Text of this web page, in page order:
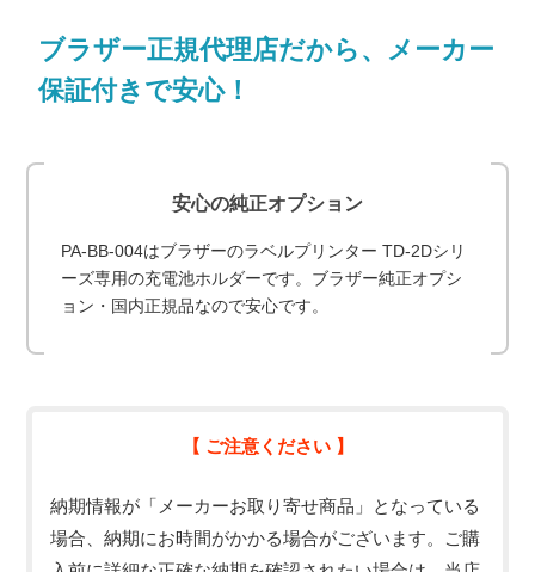
ブラザー正規代理店だから、メーカー
保証付きで安心！
安心の純正オプション
PA-BB-004はブラザーのラベルプリンター TD-2Dシリ
ーズ専用の充電池ホルダーです。ブラザー純正オプシ
ョン・国内正規品なので安心です。
【 ご注意ください 】
納期情報が「メーカーお取り寄せ商品」となっている
場合、納期にお時間がかかる場合がございます。ご購